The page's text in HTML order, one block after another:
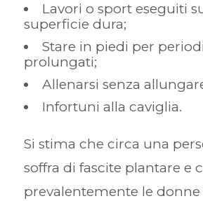
Lavori o sport eseguiti
superficie dura;
Stare in piedi per
prolungati;
Allenarsi senza
Infortuni alla caviglia.
Si stima che circa una
soffra di fascite plantare e
prevalentemente le